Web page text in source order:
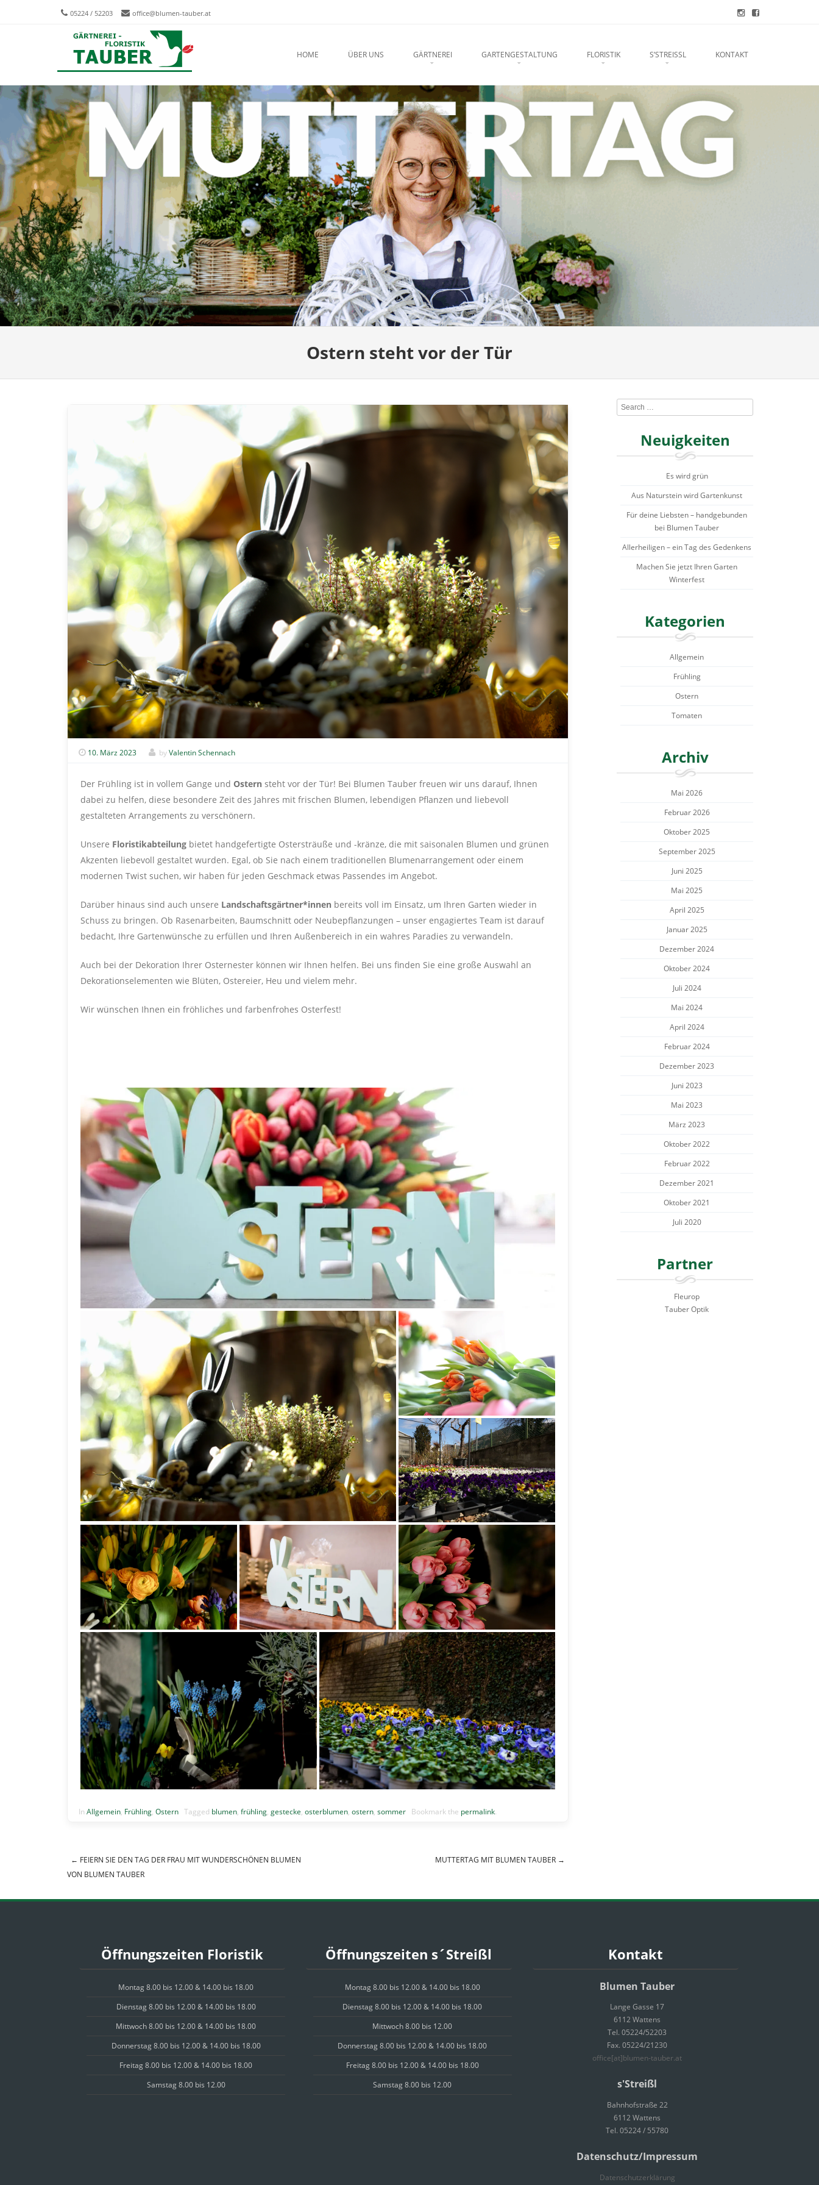
05224 / 52203 office@blumen-tauber.at
SKIP TO CONTENT
HOME ÜBER UNS GÄRTNEREI GARTENGESTALTUNG FLORISTIK S’STREISSL KONTAKT
Ostern steht vor der Tür
10. März 2023 byValentin Schennach
Der Frühling ist in vollem Gange und Ostern steht vor der Tür! Bei Blumen Tauber freuen wir uns darauf, Ihnen
dabei zu helfen, diese besondere Zeit des Jahres mit frischen Blumen, lebendigen Pflanzen und liebevoll
gestalteten Arrangements zu verschönern.
Unsere Floristikabteilung bietet handgefertigte Ostersträuße und -kränze, die mit saisonalen Blumen und grünen
Akzenten liebevoll gestaltet wurden. Egal, ob Sie nach einem traditionellen Blumenarrangement oder einem
modernen Twist suchen, wir haben für jeden Geschmack etwas Passendes im Angebot.
Darüber hinaus sind auch unsere Landschaftsgärtner*innen bereits voll im Einsatz, um Ihren Garten wieder in
Schuss zu bringen. Ob Rasenarbeiten, Baumschnitt oder Neubepflanzungen – unser engagiertes Team ist darauf
bedacht, Ihre Gartenwünsche zu erfüllen und Ihren Außenbereich in ein wahres Paradies zu verwandeln.
Auch bei der Dekoration Ihrer Osternester können wir Ihnen helfen. Bei uns finden Sie eine große Auswahl an
Dekorationselementen wie Blüten, Ostereier, Heu und vielem mehr.
Wir wünschen Ihnen ein fröhliches und farbenfrohes Osterfest!
In Allgemein, Frühling, Ostern Tagged blumen, frühling, gestecke, osterblumen, ostern, sommer Bookmark the permalink.
Post navigation
← FEIERN SIE DEN TAG DER FRAU MIT WUNDERSCHÖNEN BLUMEN
VON BLUMEN TAUBER
MUTTERTAG MIT BLUMEN TAUBER →
Search
Neuigkeiten
Es wird grün
Aus Naturstein wird Gartenkunst
Für deine Liebsten – handgebunden
bei Blumen Tauber
Allerheiligen – ein Tag des Gedenkens
Machen Sie jetzt Ihren Garten
Winterfest
Kategorien
Allgemein
Frühling
Ostern
Tomaten
Archiv
Mai 2026
Februar 2026
Oktober 2025
September 2025
Juni 2025
Mai 2025
April 2025
Januar 2025
Dezember 2024
Oktober 2024
Juli 2024
Mai 2024
April 2024
Februar 2024
Dezember 2023
Juni 2023
Mai 2023
März 2023
Oktober 2022
Februar 2022
Dezember 2021
Oktober 2021
Juli 2020
Partner
Fleurop
Tauber Optik
Öffnungszeiten Floristik
Montag 8.00 bis 12.00 & 14.00 bis 18.00
Dienstag 8.00 bis 12.00 & 14.00 bis 18.00
Mittwoch 8.00 bis 12.00 & 14.00 bis 18.00
Donnerstag 8.00 bis 12.00 & 14.00 bis 18.00
Freitag 8.00 bis 12.00 & 14.00 bis 18.00
Samstag 8.00 bis 12.00
Öffnungszeiten s´Streißl
Montag 8.00 bis 12.00 & 14.00 bis 18.00
Dienstag 8.00 bis 12.00 & 14.00 bis 18.00
Mittwoch 8.00 bis 12.00
Donnerstag 8.00 bis 12.00 & 14.00 bis 18.00
Freitag 8.00 bis 12.00 & 14.00 bis 18.00
Samstag 8.00 bis 12.00
Kontakt
Blumen Tauber
Lange Gasse 17
6112 Wattens
Tel. 05224/52203
Fax. 05224/21230
office[at]blumen-tauber.at
s'Streißl
Bahnhofstraße 22
6112 Wattens
Tel. 05224 / 55780
Datenschutz/Impressum
Datenschutzerklärung